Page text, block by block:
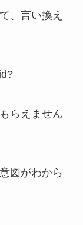
、言い換え
らえません
図がわから